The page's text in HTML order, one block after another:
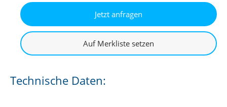
Technische Daten: